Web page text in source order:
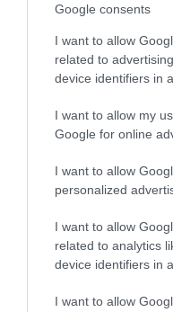
Google consents
I want to allow
related to
device identifiers in
I want to allow my
Google for online
I want to allow
personalized
I want to allow
related to analytics
device identifiers in
I want to allow
2026-08-06.
3 ok, amiért egy
Ahány ház, annyi hűsítő